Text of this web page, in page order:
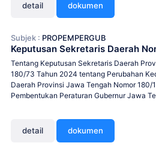
detail dokumen
Subjek : PROPEMPERGUB
Keputusan Sekretaris Daerah
Tentang Keputusan Sekretaris Daerah
180/73 Tahun 2024 tentang Perubahan
Daerah Provinsi Jawa Tengah Nomor
Pembentukan Peraturan Gubernur Jawa
detail dokumen